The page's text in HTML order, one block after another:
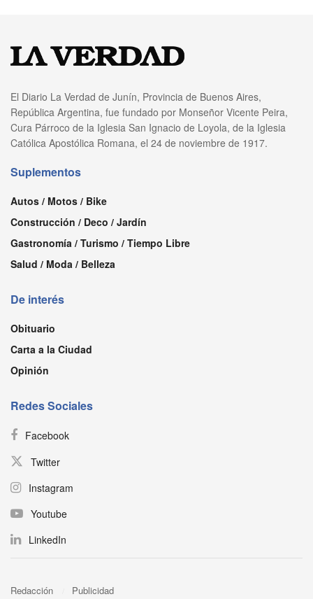
El Diario La Verdad de Junín, Provincia de Buenos Aires,
República Argentina, fue fundado por Monseñor Vicente Peira,
Cura Párroco de la Iglesia San Ignacio de Loyola, de la Iglesia
Católica Apostólica Romana, el 24 de noviembre de 1917.
Suplementos
Autos / Motos / Bike
Construcción / Deco / Jardín
Gastronomía / Turismo / Tiempo Libre
Salud / Moda / Belleza
De interés
Obituario
Carta a la Ciudad
Opinión
Redes Sociales
Facebook
Twitter
Instagram
Youtube
LinkedIn
Redacción Publicidad